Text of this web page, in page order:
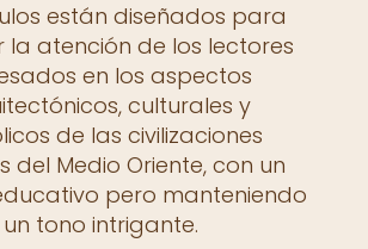
están diseñados para
atención de los lectores
en los aspectos
culturales y
de las civilizaciones
del Medio Oriente, con un
pero manteniendo
un tono intrigante.